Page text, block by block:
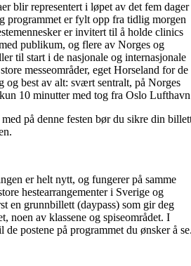
blir representert i løpet av det fem dager
programmet er fylt opp fra tidlig morgen
er invitert til å holde clinics
publikum, og flere av Norges og
til start i de nasjonale og internasjonale
messeområder, eget Horseland for de
og best av alt: svært sentralt, på Norges
10 minutter med tog fra Oslo
på denne festen bør du sikre din
er helt nytt, og fungerer på samme
hestearrangementer i Sverige og
en grunnbillett (daypass) som gir deg
noen av klassene og spiseområdet. I
postene på programmet du ønsker å